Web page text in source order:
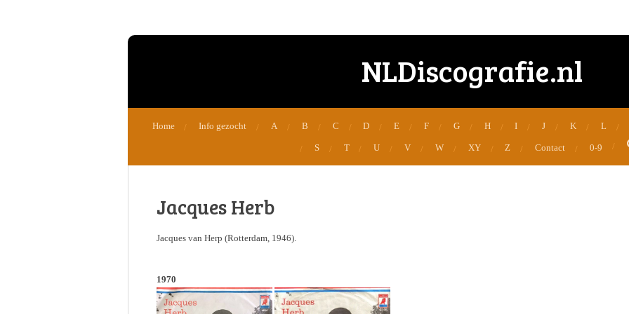
NLDiscografie.nl
Home Info gezocht A B C D E F G H I J K L
S T U V W XY Z Contact 0-9
Jacques Herb
Jacques van Herp (Rotterdam, 1946).
1970